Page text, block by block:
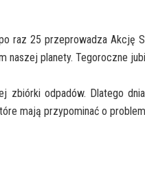
raz 25 przeprowadza
planety. Tegoroczne
zbiórki odpadów. Dlatego
mają przypominać o